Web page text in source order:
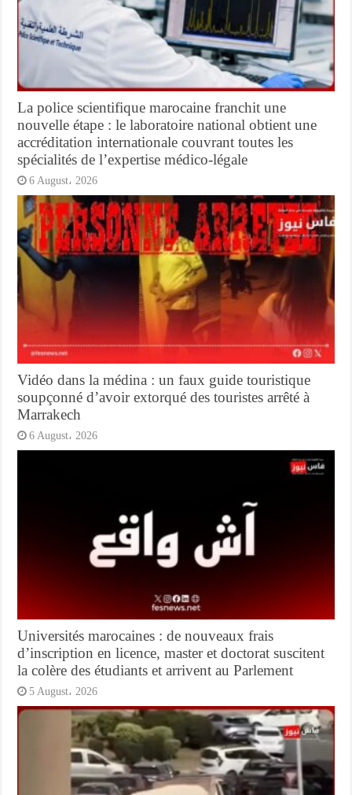
La police scientifique marocaine franchit une
nouvelle étape : le laboratoire national obtient une
accréditation internationale couvrant toutes les
spécialités de l’expertise médico-légale
6 August، 2026
Vidéo dans la médina : un faux guide touristique
soupçonné d’avoir extorqué des touristes arrêté à
Marrakech
6 August، 2026
Universités marocaines : de nouveaux frais
d’inscription en licence, master et doctorat suscitent
la colère des étudiants et arrivent au Parlement
5 August، 2026